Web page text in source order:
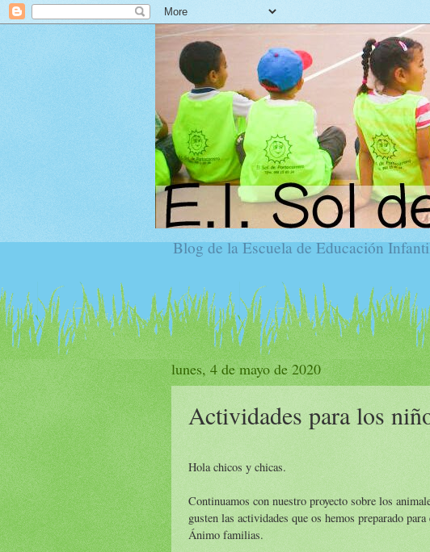
Blog de la Escuela de Educación
lunes, 4 de mayo de 2020
Actividades para los
Hola chicos y chicas.
Continuamos con nuestro proyecto sobre los
gusten las actividades que os hemos preparado para
Ánimo familias.